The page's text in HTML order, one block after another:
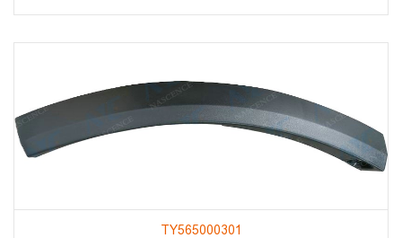
TY565000301